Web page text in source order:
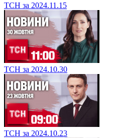
ТСН за 2024.11.15
ТСН за 2024.10.30
ТСН за 2024.10.23